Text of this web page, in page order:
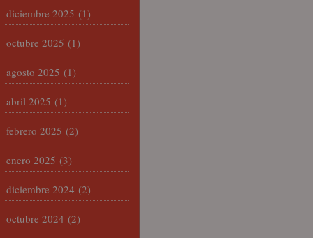
diciembre 2025 (1)
octubre 2025 (1)
agosto 2025 (1)
abril 2025 (1)
febrero 2025 (2)
enero 2025 (3)
diciembre 2024 (2)
octubre 2024 (2)